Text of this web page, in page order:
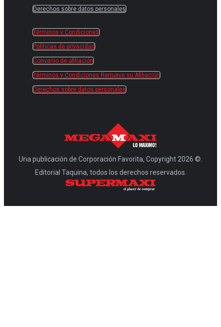
Derechos sobre datos personales
Términos y Condiciones
Políticas de privacidad
Convenio de afiliación
Términos y Condiciones Renueve su Afiliación
Derechos sobre datos personales
Una publicación de Corporación Favorita, Copyright 2026 ©.
Editorial Taquina, todos los derechos reservados.